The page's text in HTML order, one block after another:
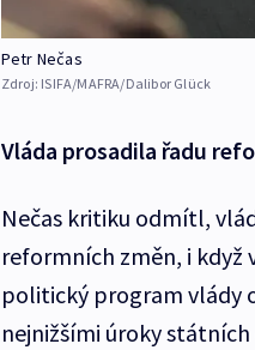
Petr Nečas
Zdroj: ISIFA/MAFRA/Dalibor Glück
Vláda prosadila řadu
Nečas kritiku odmítl,
reformních změn, i když
politický program vlády
nejnižšími úroky státních